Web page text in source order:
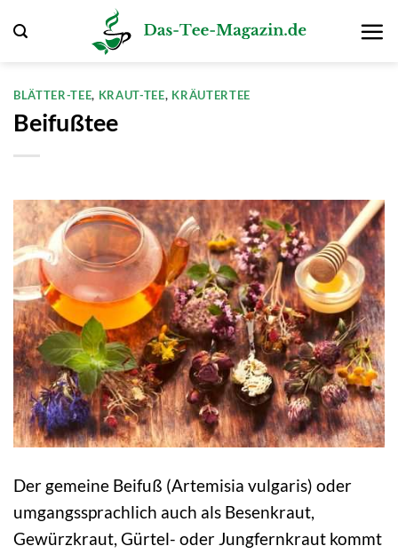
Inhalt
BLÄTTER-TEE, KRAUT-TEE, KRÄUTERTEE
Beifußtee
Der gemeine Beifuß (Artemisia vulgaris) oder
umgangssprachlich auch als Besenkraut,
Gewürzkraut, Gürtel- oder Jungfernkraut kommt